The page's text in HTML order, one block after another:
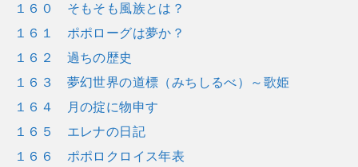
１６０ そもそも風族とは？
１６１ ポポローグは夢か？
１６２ 過ちの歴史
１６３ 夢幻世界の道標（みちしるべ）～歌姫
１６４ 月の掟に物申す
１６５ エレナの日記
１６６ ポポロクロイス年表